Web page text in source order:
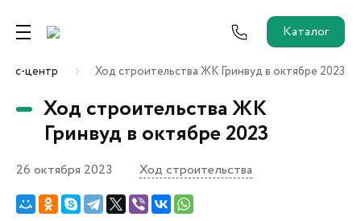
Каталог
Собственникам и новоселам
Агентам
Ремонт от застройщика
Трейд-Ин
центр Ход строительства ЖК Гринвуд в октябре 2023
Ход строительства ЖК
Гринвуд в октябре 2023
26 октября 2023 Ход строительства